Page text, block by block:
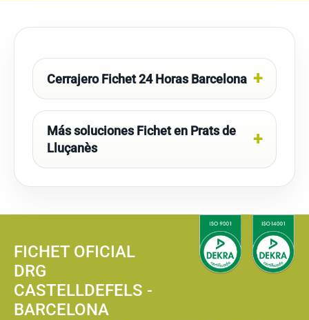
Cerrajero Fichet 24 Horas Barcelona
Más soluciones Fichet en Prats de
Lluçanès
FICHET OFICIAL
DRG
CASTELLDEFELS -
BARCELONA